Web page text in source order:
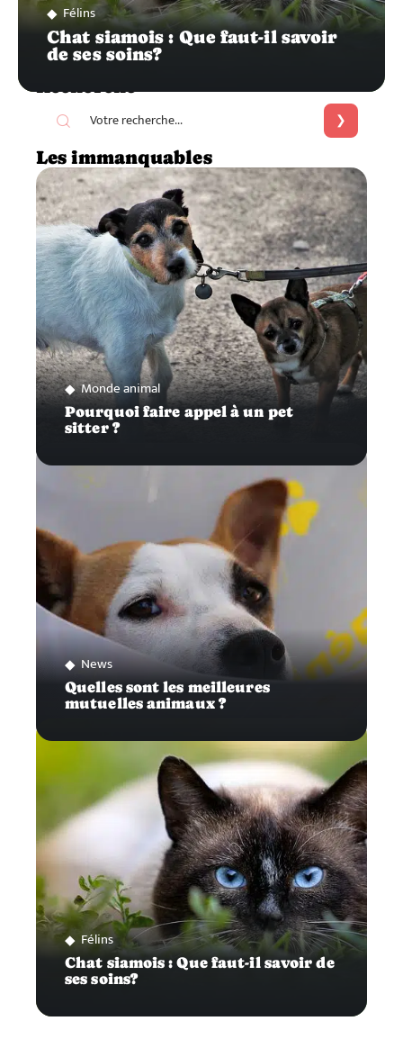
Félins
Chat siamois : Que faut-il savoir
de ses soins?
Recherche
Les immanquables
Monde animal
Pourquoi faire appel à un pet
sitter ?
News
Quelles sont les meilleures
mutuelles animaux ?
Félins
Chat siamois : Que faut-il savoir de
ses soins?